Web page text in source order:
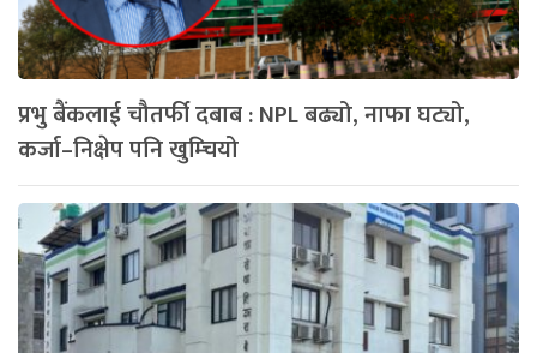
प्रभु बैंकलाई चौतर्फी दबाब : NPL बढ्यो, नाफा घट्यो,
कर्जा–निक्षेप पनि खुम्चियो